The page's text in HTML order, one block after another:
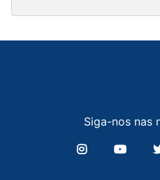
Siga-nos nas